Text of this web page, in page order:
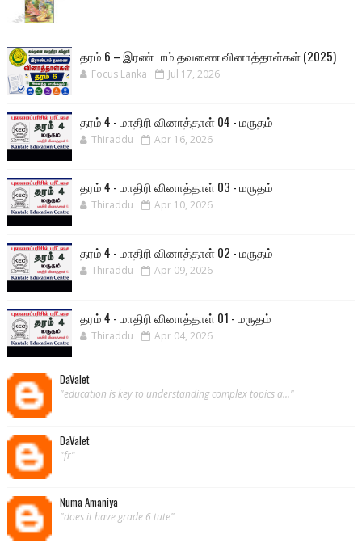
தரம் 6 – இரண்டாம் தவணை வினாத்தாள்கள் (2025)
Focus Lanka Jul 17, 2026
தரம் 4 - மாதிரி வினாத்தாள் 04 - மருதம்
Thiraddu Apr 16, 2026
தரம் 4 - மாதிரி வினாத்தாள் 03 - மருதம்
Thiraddu Apr 10, 2026
தரம் 4 - மாதிரி வினாத்தாள் 02 - மருதம்
Thiraddu Apr 09, 2026
தரம் 4 - மாதிரி வினாத்தாள் 01 - மருதம்
Thiraddu Apr 04, 2026
DaValet
"education is key to understanding complex topics a..."
DaValet
"fr"
Numa Amaniya
"does it have grade 6 tute"